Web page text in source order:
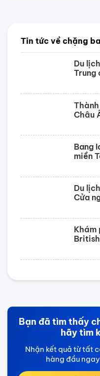
Tin tức về chặng
Du
Trung
Châu
Bang
miền
Du
Cửa
Khám
Bạn đã tìm thấy
hãy tìm
Nhận kết quả từ tất
hàng đầu